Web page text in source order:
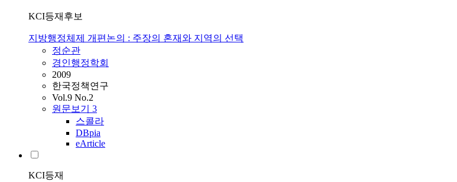
KCI등재후보
지방행정체제 개편논의 : 주장의 혼재와 지역의 선택
정순관
경인행정학회
2009
한국정책연구
Vol.9 No.2
원문보기 3
스콜라
DBpia
eArticle
KCI등재